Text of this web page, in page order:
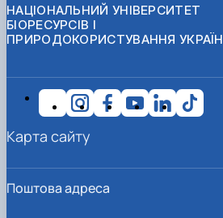
НАЦІОНАЛЬНИЙ УНІВЕРСИТЕТ
БІОРЕСУРСІВ І
ПРИРОДОКОРИСТУВАННЯ
Поштова адреса
Карта сайту